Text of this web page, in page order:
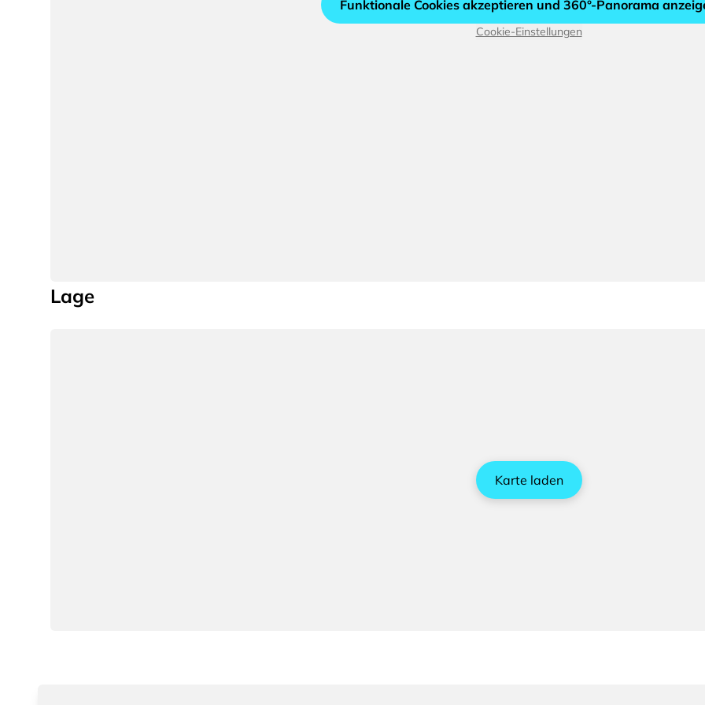
Funktionale Cookies akzeptieren und 360°-Panorama
Cookie-Einstellungen
Lage
Karte laden